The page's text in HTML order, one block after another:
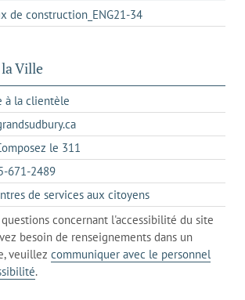
de construction_ENG21-34
Ville
à la clientèle
dans
un
nouvel
s'ouvre
dans
votre
de
messagerie
le 311
dans
un
client
de
votre
téléphone
671-2489s'ouvre
dans
un
client
de
votre
de services aux citoyenss'ouvre
dans
l'onglet
actuel
questions concernant l'accessibilité du site
besoin de renseignements dans un
veuillez communiquer avec le personnel
.